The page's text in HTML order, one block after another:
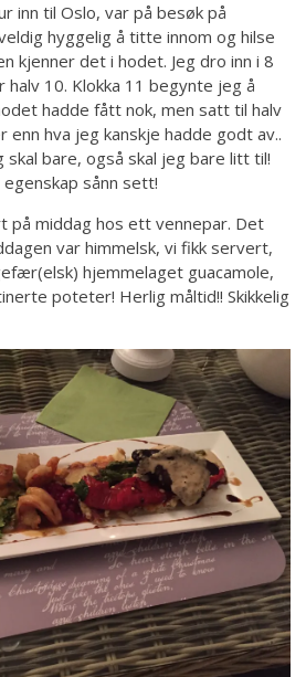
inn til Oslo, var på besøk på
hyggelig å titte innom og hilse
kjenner det i hodet. Jeg dro inn i 8
10. Klokka 11 begynte jeg å
hadde fått nok, men satt til halv
enn hva jeg kanskje hadde godt av..
bare, også skal jeg bare litt til!
sånn sett!
på middag hos ett vennepar. Det
var himmelsk, vi fikk servert,
hjemmelaget guacamole,
poteter! Herlig måltid!! Skikkelig